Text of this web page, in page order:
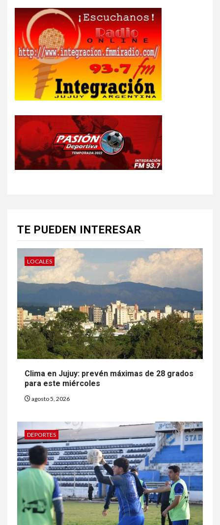
TE PUEDEN INTERESAR
LOCALES
Clima en Jujuy: prevén máximas de 28 grados
para este miércoles
agosto 5, 2026
DEPORTES